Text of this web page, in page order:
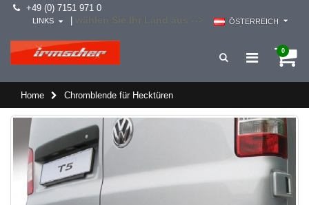
+49 (0) 7151 971 0
ÖSTERREICH
LINKS
0
Home Chromblende für Hecktüren